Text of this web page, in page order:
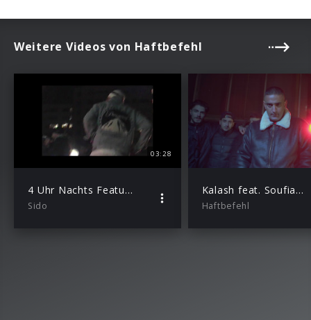
Weitere Videos von Haftbefehl
03:28
4 Uhr Nachts Featuring Haftbefehl, Featuring Kool Savas
Sido
Kalash feat. Soufian feat. DOE feat. Enemy feat. Diar
Haftbefehl